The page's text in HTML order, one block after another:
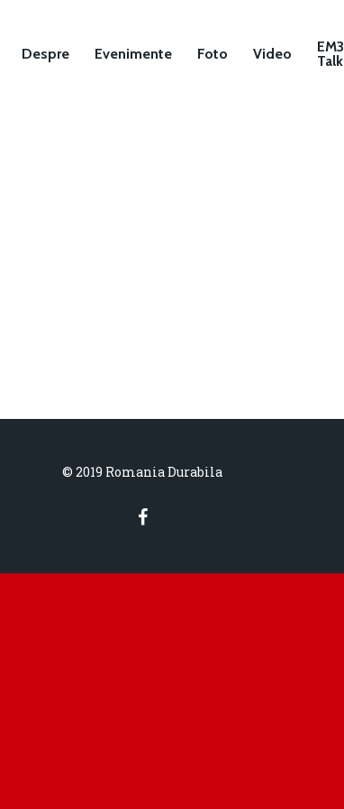
Despre Evenimente Foto Video
Talk
© 2019 Romania Durabila